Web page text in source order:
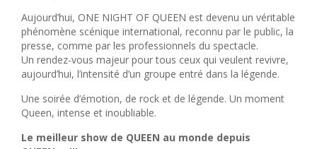
Aujourd’hui, ONE NIGHT OF QUEEN est devenu un véritable
phénomène scénique international, reconnu par le public, la
presse, comme par les professionnels du spectacle.
Un rendez-vous majeur pour tous ceux qui veulent revivre,
aujourd’hui, l’intensité d’un groupe entré dans la légende.
Une soirée d’émotion, de rock et de légende. Un moment
Queen, intense et inoubliable.
Le meilleur show de QUEEN au monde depuis